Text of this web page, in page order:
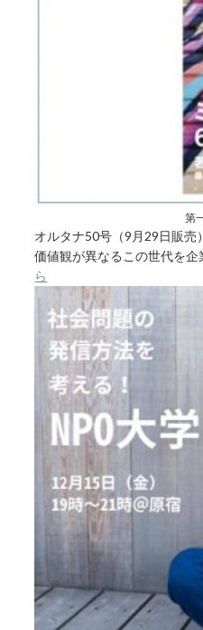
第
オルタナ50号（9月29日販売
価値観が異なるこの世代を
ら